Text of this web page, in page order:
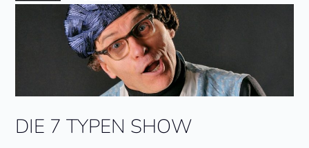
menu
menu
DIE 7 TYPEN SHOW